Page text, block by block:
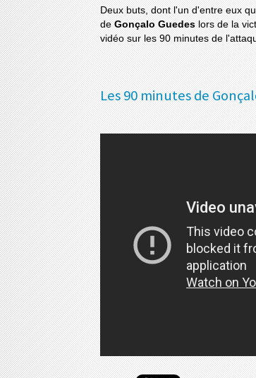
Deux buts, dont l'un d'entre eux
de Gonçalo Guedes lors de la
vidéo sur les 90 minutes de
Les 90 minutes de